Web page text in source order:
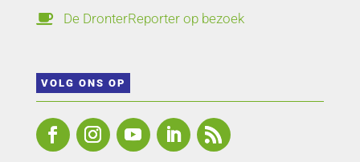
 De DronterReporter op bezoek
VOLG ONS OP